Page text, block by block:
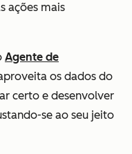
ações mais
Agente de
os dados do
certo e desenvolver
se ao seu jeito